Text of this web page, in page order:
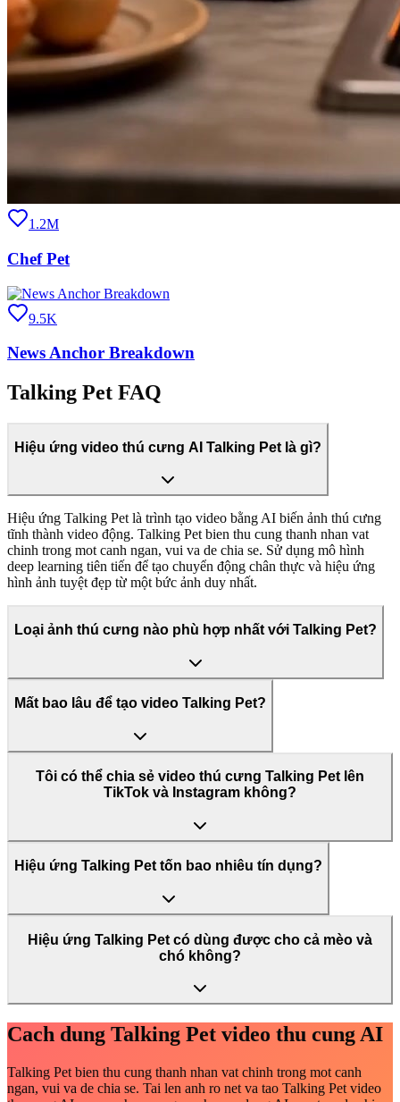
1.2M
Chef Pet
9.5K
News Anchor Breakdown
Talking Pet FAQ
Hiệu ứng video thú cưng AI Talking Pet là gì?
Hiệu ứng Talking Pet là trình tạo video bằng AI biến ảnh thú cưng
tĩnh thành video động. Talking Pet bien thu cung thanh nhan vat
chinh trong mot canh ngan, vui va de chia se. Sử dụng mô hình
deep learning tiên tiến để tạo chuyển động chân thực và hiệu ứng
hình ảnh tuyệt đẹp từ một bức ảnh duy nhất.
Loại ảnh thú cưng nào phù hợp nhất với Talking Pet?
Mất bao lâu để tạo video Talking Pet?
Tôi có thể chia sẻ video thú cưng Talking Pet lên
TikTok và Instagram không?
Hiệu ứng Talking Pet tốn bao nhiêu tín dụng?
Hiệu ứng Talking Pet có dùng được cho cả mèo và
chó không?
Cach dung Talking Pet video thu cung AI
Talking Pet bien thu cung thanh nhan vat chinh trong mot canh
ngan, vui va de chia se. Tai len anh ro net va tao Talking Pet video